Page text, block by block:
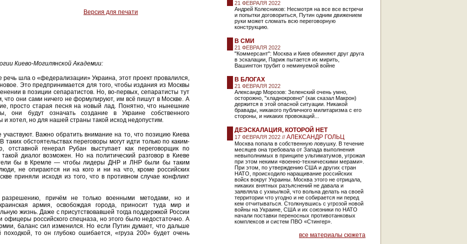
Версия для печати
Киево-Могилянской Академии:
шла о «федерализации» Украина, этот проект провалился,
Это предпринимается для того, чтобы издания из Москвы
в позиции сепаратистов. Но, во-первых, сепаратисты тут
они сами ничего не формулируют, им всё пишут в Москве. А
просто старая песня на новый лад. Понятно, что нынешние
они будут означать создание в Украине собственного
и хотел, но для нашей страны такой исход недопустим.
Важно обратить внимание на то, что позицию Киева
обстоятельствах переговоры могут идти только по каким-
отставной генерал Рубан выступает как переговорщик по
диалог возможен. Но на политический разговор в Киеве
бы в Кремле — чтобы лидеры ДНР и ЛНР были бы таким
не опираются ни на кого и ни на что, кроме российских
приняли исходя из того, что в противном случае конфликт
причём не только военными методами, но и
армия, освобождая города, приносит туда мир и
жизнь. Даже с присутствовавшей тогда поддержкой России
офицеры российского спецназа, но этого было недостаточно. А
баланс сил изменился. Но если Путин думает, что дальше
то он глубоко ошибается, «груза 200» будет очень
21 ФЕВРАЛЯ 2022
Андрей Колесников: Несмотря на все все встречи
и попытки договориться, Путин одним движением
руки может сломать всю переговорную
конструкцию.
В СМИ
21 ФЕВРАЛЯ 2022
"Коммерсант": Москва и Киев обвиняют друг друга
в эскалации, Париж пытается их мирить,
Вашингтон трубит о неминуемой войне
В БЛОГАХ
21 ФЕВРАЛЯ 2022
Александр Морозов: Зеленский очень умно,
осторожно, "хладнокровно" (как сказал Макрон)
держится в этой опасной ситуации. Никакой
бравады, никакого публичного милитаризма с его
стороны, и никаких провокаций...
ДЕЭСКАЛАЦИЯ, КОТОРОЙ НЕТ
17 ФЕВРАЛЯ 2022 // АЛЕКСАНДР ГОЛЬЦ
Москва попала в собственную ловушку. В течение
месяцев она требовала от Запада выполнения
невыполнимых в принципе ультиматумов, угрожая
при этом некими «военно-техническими мерами».
При этом, по утверждению США и других стран
НАТО, происходило наращивание российских
войск вокруг Украины. Москва этого не отрицала,
никаких внятных разъяснений не давала и
заявляла с ухмылкой, что вольна делать на своей
территории что угодно и не собирается ни перед
кем отчитываться. Столкнувшись с угрозой новой
войны на Украине, США и их союзники по НАТО
начали поставки переносных противотанковых
комплексов и систем ПВО «Стингер».
все материалы сюжета